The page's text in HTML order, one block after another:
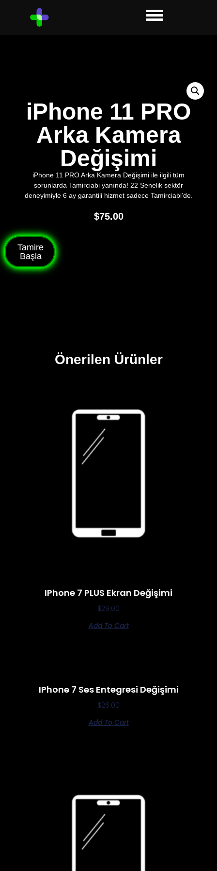
iPhone 11 PRO
Arka Kamera
Değişimi
iPhone 11 PRO Arka Kamera Değişimi ile ilgili tüm
sorunlarda Tamirciabi yanında! 22 Senelik sektör
deneyimiyle 6 ay garantili hizmet sadece Tamirciabi’de.
$75.00
Tamire
Başla
Önerilen Ürünler
IPhone 7 PLUS Ekran Değişimi
$29.00
Add To Cart
IPhone 7 Ses Entegresi Değişimi
$26.00
Add To Cart